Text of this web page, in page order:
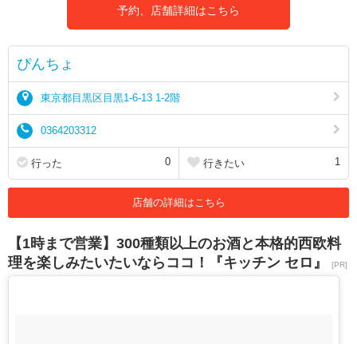
予約、店舗詳細はこちら
ぴんちょ
東京都目黒区目黒1-6-13 1-2階
0364203312
行った 0 行きたい 1
店舗の詳細はこちら
【1時まで営業】300種類以上のお酒と本格的西欧料
理を楽しみたいたいならココ！『キッチン セロ』
[PR]